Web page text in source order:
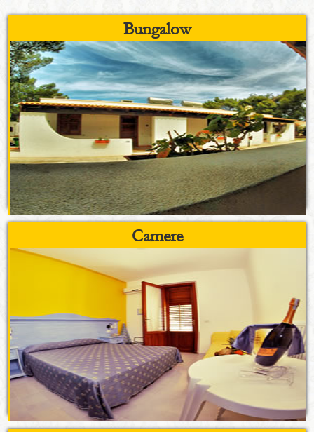
Bungalow
Camere